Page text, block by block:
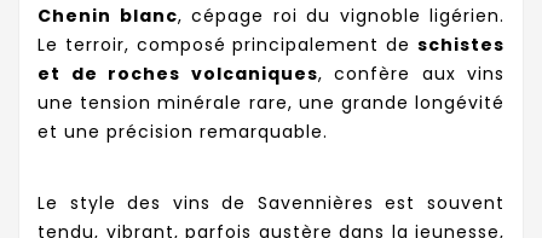
Chenin blanc, cépage roi du vignoble ligérien.
Le terroir, composé principalement de schistes
et de roches volcaniques, confère aux vins
une tension minérale rare, une grande longévité
et une précision remarquable.
Le style des vins de Savennières est souvent
tendu, vibrant, parfois austère dans la jeunesse,